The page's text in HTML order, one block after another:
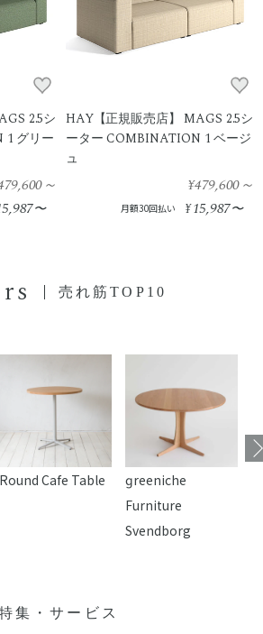
2.5シ
1 グリー
～
〜
HAY【正規販売店】 MAGS 2.5シ
ーター COMBINATION 1 ベージ
ュ
¥479,600～
月額30回払い ¥15,987〜
売れ筋TOP10
Round Cafe Table
reeniche
Furniture
Svendborg
集・サービス